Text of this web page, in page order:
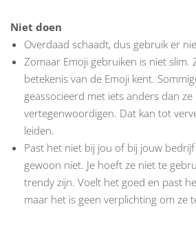
Niet doen
Overdaad schaadt, dus gebruik er
Zomaar Emoji gebruiken is niet slim.
betekenis van de Emoji kent.
geassocieerd met iets anders dan ze
vertegenwoordigen. Dat kan tot
leiden.
Past het niet bij jou of bij jouw
gewoon niet. Je hoeft ze niet te
trendy zijn. Voelt het goed en past
maar het is geen verplichting om ze